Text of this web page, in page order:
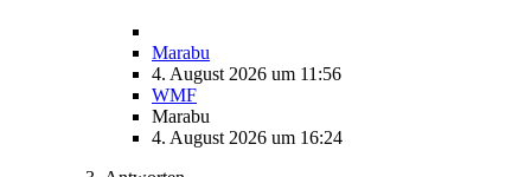
Marabu
4. August 2026 um 11:56
WMF
Marabu
4. August 2026 um 16:24